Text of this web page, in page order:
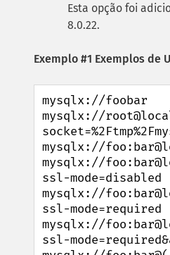
Esta opção foi
8.0.22.
Exemplo #1 Exemplos de
mysqlx://foobar
mysqlx://
mysqlx://
mysqlx://
ssl-mode=disabled
mysqlx://
ssl-mode=required
mysqlx://
ssl-